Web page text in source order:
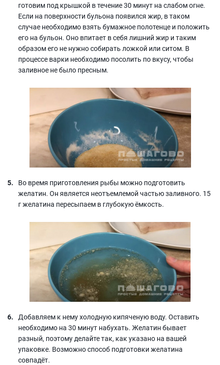
готовим под крышкой в течение 30 минут на слабом огне.
Если на поверхности бульона появился жир, в таком
случае необходимо взять бумажное полотенце и положить
его на бульон. Оно впитает в себя лишний жир и таким
образом его не нужно собирать ложкой или ситом. В
процессе варки необходимо посолить по вкусу, чтобы
заливное не было пресным.
Во время приготовления рыбы можно подготовить
желатин. Он является неотъемлемой частью заливного. 15
г желатина пересыпаем в глубокую ёмкость.
Добавляем к нему холодную кипяченую воду. Оставить
необходимо на 30 минут набухать. Желатин бывает
разный, поэтому делайте так, как указано на вашей
упаковке. Возможно способ подготовки желатина
совпадёт.